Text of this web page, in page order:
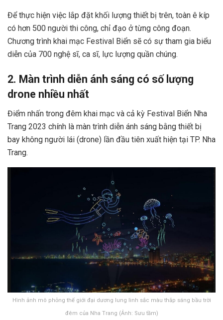
Để thực hiện việc lắp đặt khối lượng thiết bị trên, toàn ê kíp
có hơn 500 người thi công, chỉ đạo ở từng công đoạn.
Chương trình khai mạc Festival Biển sẽ có sự tham gia biểu
diễn của 700 nghệ sĩ, ca sĩ, lực lượng quần chúng.
2. Màn trình diễn ánh sáng có số lượng
drone nhiều nhất
Điểm nhấn trong đêm khai mạc và cả kỳ Festival Biển Nha
Trang 2023 chính là màn trình diễn ánh sáng bằng thiết bị
bay không người lái (drone) lần đầu tiên xuất hiện tại TP. Nha
Trang.
Hình ảnh mô phỏng thế giới đại dương lung linh sắc màu thắp sáng bầu trời
đêm của Nha Trang (Ảnh: Sưu tầm)